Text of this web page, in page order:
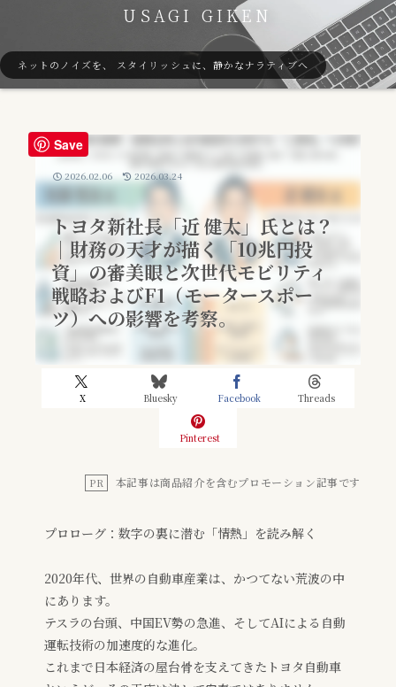
USAGI GIKEN
ネットのノイズを、 スタイリッシュに、静かなナラティブへ
トヨタ新社長「近 健太」氏とは？
｜財務の天才が描く「10兆円投
資」の審美眼と次世代モビリティ
戦略およびF1（モータースポー
ツ）への影響を考察。
X Bluesky Facebook Threads
Pinterest
2026.02.06 2026.03.24
PR 本記事は商品紹介を含むプロモーション記事です
プロローグ：数字の裏に潜む「情熱」を読み解く
2020年代、世界の自動車産業は、かつてない荒波の中
にあります。
テスラの台頭、中国EV勢の急進、そしてAIによる自動
運転技術の加速度的な進化。
これまで日本経済の屋台骨を支えてきたトヨタ自動車
Save